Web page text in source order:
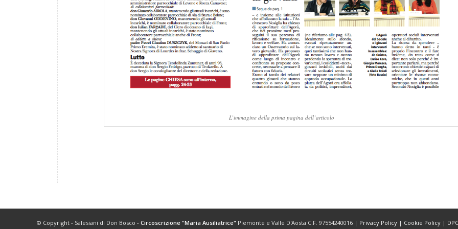
L’immagine della prima pagina dell’articolo
© Copyright - Salesiani di Don Bosco - Circoscrizione "Maria Ausiliatrice" Piemonte e Valle D'Aosta C.F. 97554240016 | Privacy Policy | Cookie Policy |